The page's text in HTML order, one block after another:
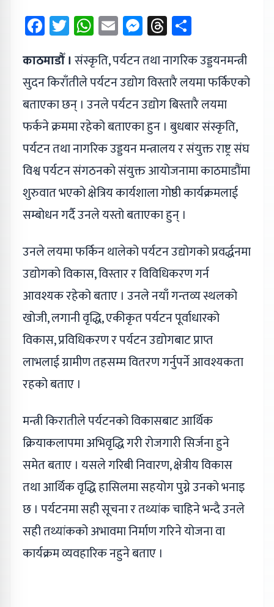
Facebook
Twitter
WhatsApp
EmailMessenger
Threads
काठमाडौँ । संस्कृति, पर्यटन तथा नागरिक उड्डयनमन्त्री
सुदन किराँतीले पर्यटन उद्योग विस्तारै लयमा फर्किएको
बताएका छन् । उनले पर्यटन उद्योग बिस्तारै लयमा
फर्कने क्रममा रहेको बताएका हुन । बुधबार संस्कृति,
पर्यटन तथा नागरिक उड्डयन मन्त्रालय र संयुक्त राष्ट्र संघ
विश्व पर्यटन संगठनको संयुक्त आयोजनामा काठमाडौंमा
शुरुवात भएको क्षेत्रिय कार्यशाला गोष्ठी कार्यक्रमलाई
सम्बोधन गर्दै उनले यस्तो बताएका हुन् ।
उनले लयमा फर्किन थालेको पर्यटन उद्योगको प्रवर्द्धनमा
उद्योगको विकास, विस्तार र विविधिकरण गर्न
आवश्यक रहेको बताए । उनले नयाँ गन्तव्य स्थलको
खोजी, लगानी वृद्धि, एकीकृत पर्यटन पूर्वाधारको
विकास, प्रविधिकरण र पर्यटन उद्योगबाट प्राप्त
लाभलाई ग्रामीण तहसम्म वितरण गर्नुपर्ने आवश्यकता
रहको बताए ।
मन्त्री किरातीले पर्यटनको विकासबाट आर्थिक
क्रियाकलापमा अभिवृद्धि गरी रोजगारी सिर्जना हुने
समेत बताए । यसले गरिबी निवारण, क्षेत्रीय विकास
तथा आर्थिक वृद्धि हासिलमा सहयोग पुग्ने उनको भनाइ
छ । पर्यटनमा सही सूचना र तथ्यांक चाहिने भन्दै उनले
सही तथ्यांकको अभावमा निर्माण गरिने योजना वा
कार्यक्रम व्यवहारिक नहुने बताए ।